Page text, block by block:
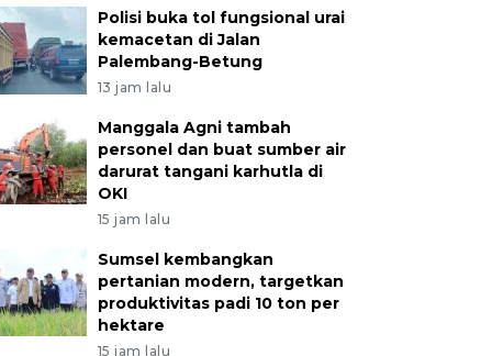
Polisi buka tol fungsional urai
kemacetan di Jalan
Palembang-Betung
13 jam lalu
Manggala Agni tambah
personel dan buat sumber air
darurat tangani karhutla di
OKI
15 jam lalu
Sumsel kembangkan
pertanian modern, targetkan
produktivitas padi 10 ton per
hektare
15 jam lalu